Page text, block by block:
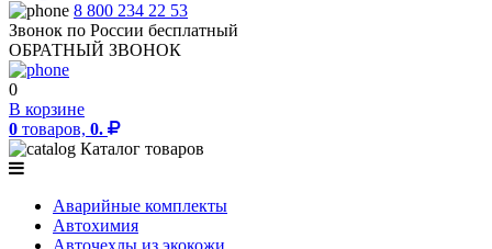
8 800 234 22 53
Звонок по России бесплатный
ОБРАТНЫЙ ЗВОНОК
0
В корзине
0 товаров, 0.
Каталог товаров
Аварийные комплекты
Автохимия
Авточехлы из экокожи